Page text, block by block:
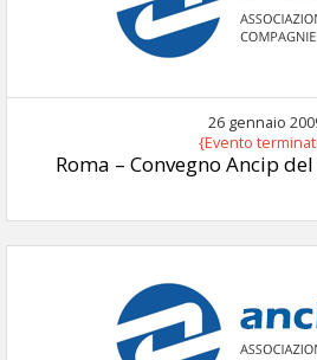
26 gennaio
{Evento
Roma – Convegno Ancip